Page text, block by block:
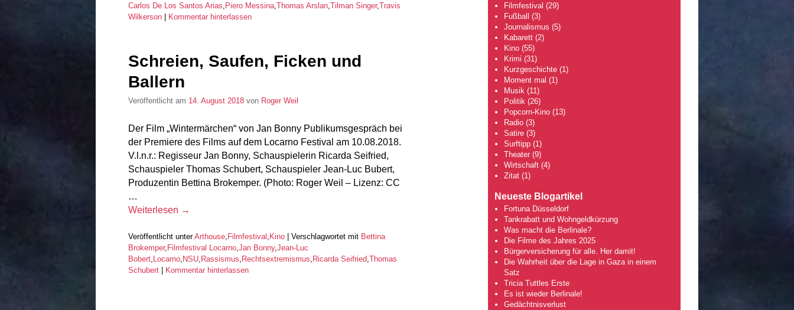
Carlos De Los Santos Arias Piero Messina Thomas Arslan Tilman Singer, Travis
Wilkerson
Kommentar hinterlassen
Schreien, Saufen, Ficken und
Ballern
Veröffentlicht am 14. August 2018 von Roger Weil
Der Film „Wintermärchen“ von Jan Bonny Publikumsgespräch bei
der Premiere des Films auf dem Locarno Festival am 10.08.2018.
V.l.n.r.: Regisseur Jan Bonny, Schauspielerin Ricarda Seifried,
Schauspieler Thomas Schubert, Schauspieler Jean-Luc Bubert,
Produzentin Bettina Brokemper. (Photo: Roger Weil – Lizenz: CC
…
Weiterlesen →
Veröffentlicht unter Arthouse Filmfestival Kino | Verschlagwortet mit Bettina
Brokemper, Filmfestival Locarno Jan Bonny, Jean-Luc
Bobert Locarno NSU Rassismus Rechtsextremismus Ricarda Seifried Thomas
Schubert | Kommentar hinterlassen
Filmfestival (29)
Fußball (3)
Journalismus (5)
Kabarett(2)
Kino(55)
Krimi (31)
Kurzgeschichte(1)
Moment mal (1)
Musik (11)
Politik (26)
Popcorn-Kino(13)
Radio(3)
Satire(3)
Surftipp(1)
Theater(9)
Wirtschaft(4)
Zitat(1)
Neueste Blogartikel
Fortuna Düsseldorf
Tankrabatt und Wohngeldkürzung
Was macht die Berlinale?
Die Filme des Jahres 2025
Bürgerversicherung für alle. Her damit!
Die Wahrheit über die Lage in Gaza in einem
Satz
Tricia Tuttles Erste
Es ist wieder Berlinale!
Gedächtnisverlust